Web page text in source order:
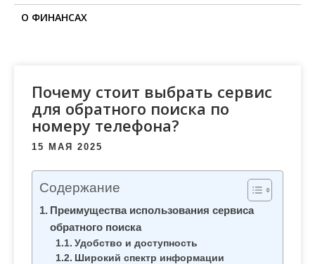
О ФИНАНСАХ
Почему стоит выбрать сервис
для обратного поиска по
номеру телефона?
15 МАЯ 2025
Содержание
Преимущества использования сервиса
обратного поиска
Удобство и доступность
Широкий спектр информации